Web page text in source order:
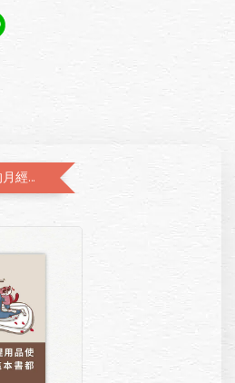
以$40加購超值得閱讀的月經圖文書—小月飼養日記